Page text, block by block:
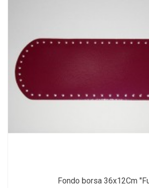
Fondo borsa 36x12Cm